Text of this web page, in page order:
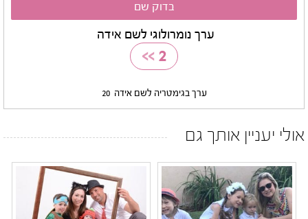
ערך נומרולוגי לשם אידה
2
>>
ערך בגימטריה לשם אידה 20
אולי יעניין אותך גם